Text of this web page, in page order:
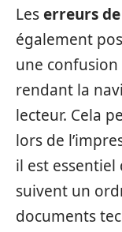
Leserreurs
également
une
rendant la
lecteur. Cela
lors de
il est essentiel
suivent un
documents